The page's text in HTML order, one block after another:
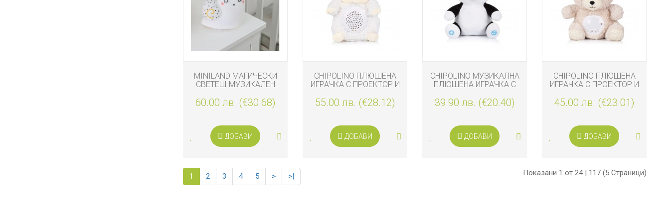
MINILAND МАГИЧЕСКИ
СВЕТЕЩ МУЗИКАЛЕН
60.00 лв. (€30.68)
ДОБАВИ
CHIPOLINO ПЛЮШЕНА
ИГРАЧКА С ПРОЕКТОР И
55.00 лв. (€28.12)
ДОБАВИ
CHIPOLINO МУЗИКАЛНА
ПЛЮШЕНА ИГРАЧКА С
МУЗИКА, ПАНДА
39.90 лв. (€20.40)
ДОБАВИ
CHIPOLINO ПЛЮШЕНА
ИГРАЧКА С ПРОЕКТОР И
45.00 лв. (€23.01)
ДОБАВИ
1 2 3 4 5 > >| Показани 1 от 24 | 117 (5 Страници)